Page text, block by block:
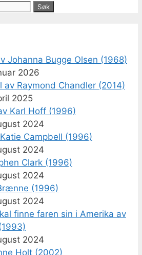
Johanna Bugge Olsen (1968)
2026
av Raymond Chandler (2014)
2025
Karl Hoff (1996)
2024
Campbell (1996)
2024
Clark (1996)
2024
(1996)
2024
finne faren sin i Amerika av
2024
Holt (2002)